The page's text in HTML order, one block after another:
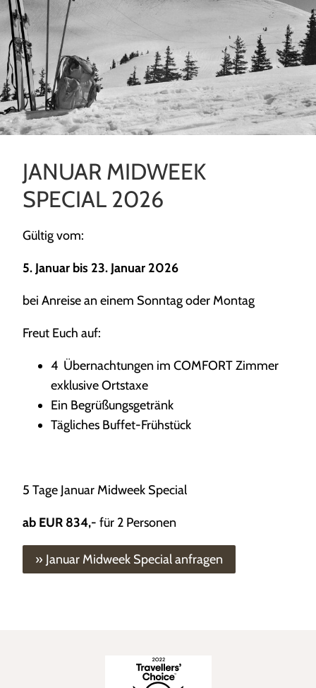
JANUAR MIDWEEK
SPECIAL 2026
Gültig vom:
5. Januar bis 23. Januar 2026
bei Anreise an einem Sonntag oder Montag
Freut Euch auf:
4 Übernachtungen im COMFORT Zimmer
exklusive Ortstaxe
Ein Begrüßungsgetränk
Tägliches Buffet-Frühstück
5 Tage Januar Midweek Special
ab EUR 834,- für 2 Personen
» Januar Midweek Special anfragen